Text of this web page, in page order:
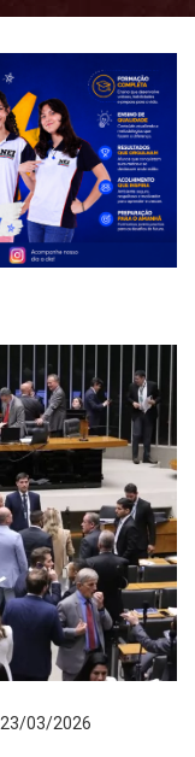
23/03/2026